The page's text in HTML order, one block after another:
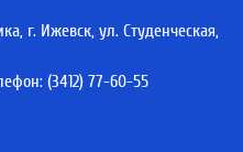
г. Ижевск, ул. Студенческая,
(3412) 77-60-55